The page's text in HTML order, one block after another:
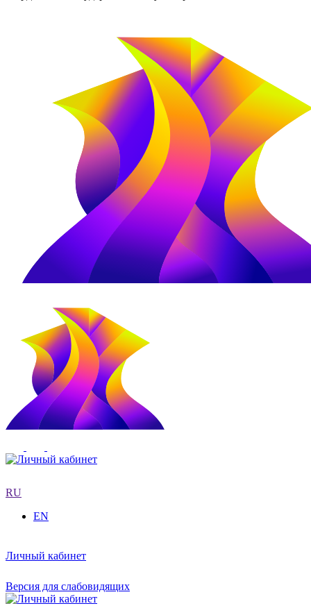
RU
EN
Личный кабинет
Версия для слабовидящих